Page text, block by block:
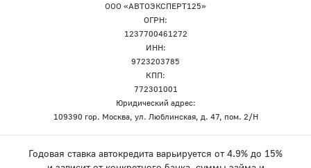
ООО «АВТОЭКСПЕРТ125»
ОГРН:
1237700461272
ИНН:
9723203785
КПП:
772301001
Юридический адрес:
109390 гор. Москва, ул. Люблинская, д. 47, пом. 2/Н
Годовая ставка автокредита варьируется от 4.9% до 15%